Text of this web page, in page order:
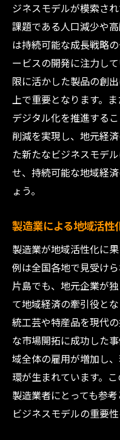
ジネスモデルが模索さ
課題である人口減少や
は持続可能な成長戦略
ービスの開発に注力し
限に活かした製品の創
上で重要となります。
デジタル化を推進する
削減を実現し、地元経
た新たなビジネスモデ
せ、持続可能な地域経
ょう。
製造業による地域活性
製造業が地域活性化に
例は全国各地で見受け
片島でも、地元企業が
て地域経済の牽引役と
統工芸や特産品を現代
な市場開拓に成功した
域全体の雇用が増加し
環が生まれています。
製造業者にとっても参
ビジネスモデルの重要性